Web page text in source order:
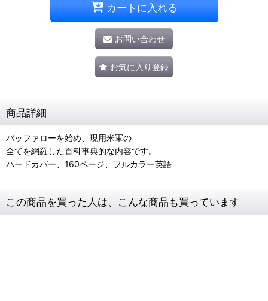
カートに入れる
お問い合わせ
お気に入り登録
商品詳細
バッファローを始め、現用米軍の
全てを網羅した百科事典的な内容です。
ハードカバー、160ページ、フルカラー英語
この商品を買った人は、こんな商品も買っています